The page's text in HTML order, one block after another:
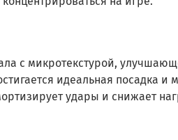
с микротекстурой,
идеальная посадка и
удары и снижает